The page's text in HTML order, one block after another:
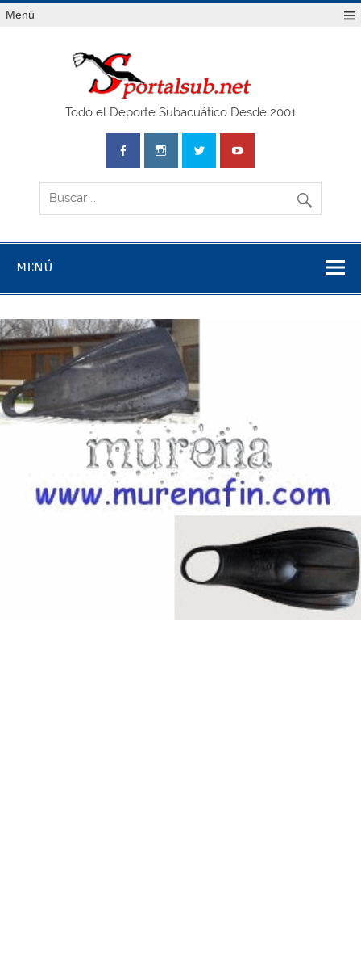
Saltar
alMenú
Todo el Deporte Subacuático Desde 2001
MENÚ